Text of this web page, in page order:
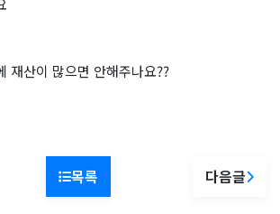
재산이 많으면 안해주나요??
목록 다음글